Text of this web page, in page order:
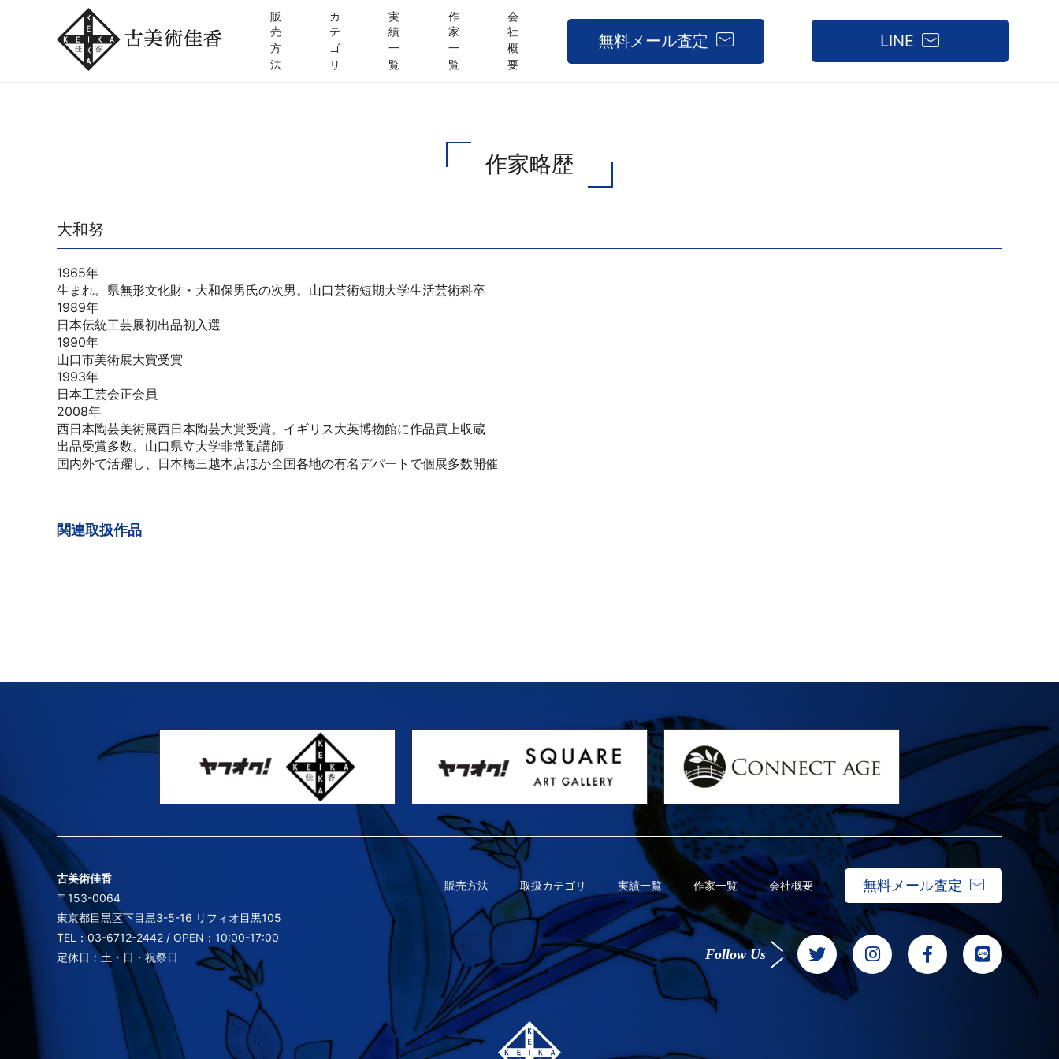
販
売
方
法
カ
テ
ゴ
リ
実
績
一
覧
作
家
一
覧
会
社
概
要
無料メール査定 LINE
作家略歴
大和努
1965年
生まれ。県無形文化財・大和保男氏の次男。山口芸術短期大学生活芸術科卒
1989年
日本伝統工芸展初出品初入選
1990年
山口市美術展大賞受賞
1993年
日本工芸会正会員
2008年
西日本陶芸美術展西日本陶芸大賞受賞。イギリス大英博物館に作品買上収蔵
出品受賞多数。山口県立大学非常勤講師
国内外で活躍し、日本橋三越本店ほか全国各地の有名デパートで個展多数開催
関連取扱作品
販売方法 取扱カテゴリ 実績一覧 作家一覧 会社概要 無料メール査定
Follow Us
古美術佳香
〒153-0064
東京都目黒区下目黒3-5-16 リフィオ目黒105
TEL：03-6712-2442 / OPEN：10:00-17:00
定休日：土・日・祝祭日